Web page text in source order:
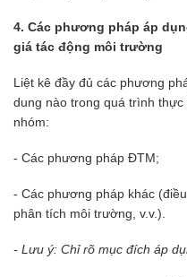
4. Các phương pháp áp
giá tác động môi trường
Liệt kê đầy đủ các phương
dung nào trong quá trình
nhóm:
- Các phương pháp ĐTM;
- Các phương pháp khác
phân tích môi trường, v.v.).
- Lưu ý: Chỉ rõ mục đích áp